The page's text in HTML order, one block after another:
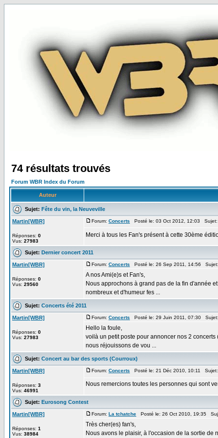
74 résultats trouvés
Forum WBR Index du Forum
Auteur
Sujet: Fête du vin, la Neuveville
Martin[WBR]
Réponses: 0
Vus: 27983
Forum: Concerts Posté le: 03 Oct 2012, 12:03
Merci à tous les Fan's présent à cette 30ème
Sujet: Dernier concert 2011
Martin[WBR]
Réponses: 0
Vus: 29560
Forum: Concerts Posté le: 26 Sep 2011, 14:56
A nos Ami(e)s et Fan's,
Nous approchons à grand pas de la fin d'année
nombreux et d'humeur fes ...
Sujet: Concerts été 2011
Martin[WBR]
Réponses: 0
Vus: 27983
Forum: Concerts Posté le: 29 Juin 2011, 07:30
Hello la foule,
voilà un petit poste pour annoncer nos 2
nous réjouissons de vou ...
Sujet: Concert au bar des sports (Courroux)
Martin[WBR]
Réponses: 3
Vus: 46991
Forum: Concerts Posté le: 21 Déc 2010, 10:11
Nous remercions toutes les personnes qui sont
Sujet: Eurosong Contest
Martin[WBR]
Réponses: 1
Vus: 38984
Forum: La tchatche Posté le: 26 Oct 2010, 19:35
Très cher(es) fan's,
Nous avons le plaisir, à l'occasion de la sortie